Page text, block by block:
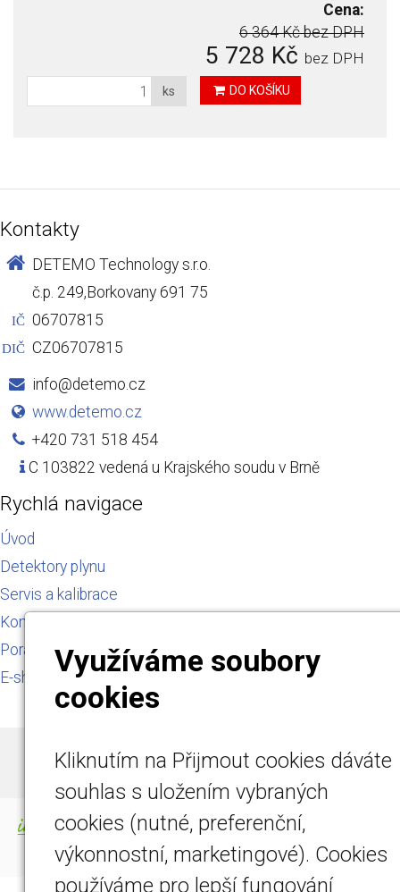
Cena:
6 364 Kčbez DPH
5 728 Kč bez DPH
ks DO KOŠÍKU
Kontakty
DETEMO Technology s.r.o.
č.p. 249,Borkovany 691 75
IČ 06707815
DIČ CZ06707815
info@detemo.cz
www.detemo.cz
+420 731 518 454
C 103822 vedená u Krajského soudu v Brně
Rychlá navigace
Úvod
Detektory plynu
Servis a kalibrace
Kontakt
Poradna
E-shop
© 2026DETEMO Technology s.r.o. | Mapa webu
-webové stránky s AI,doménaa
u jediného 5★ registrátora v ČR
Využíváme soubory
cookies
Kliknutím na Přijmout cookies dáváte
souhlas s uložením vybraných
cookies (nutné, preferenční,
výkonnostní, marketingové). Cookies
používáme pro lepší fungování